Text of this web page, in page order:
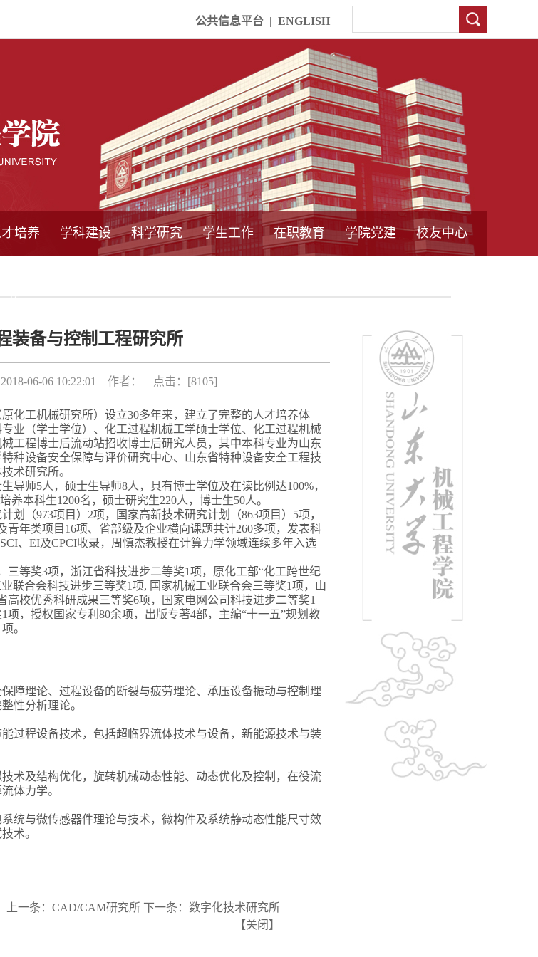
公共信息平台 | ENGLISH
培养
坛
学科建设 科学研究 学生工作 在职教育 学院党建 校友中心
装备与控制工程研究所
06-06 10:22:01 作者： 点击：[8105]
化工机械研究所）设立30多年来，建立了完整的人才培养体
业（学士学位）、化工过程机械工学硕士学位、化工过程机械
工程博士后流动站招收博士后研究人员，其中本科专业为山东
种设备安全保障与评价研究中心、山东省特种设备安全工程技
术研究所。
导师5人，硕士生导师8人，具有博士学位及在读比例达100%，
养本科生1200名，硕士研究生220人，博士生50人。
划（973项目） 2项，国家高新技术研究计划（863项目） 5项，
青年类项目 16项、省部级及企业横向课题共计260多项，发表科
SCI、 EI及CPCI收录，周慎杰教授在计算力学领域连续多年入选
三等奖3项，浙江省科技进步二等奖1项，原化工部“化工跨世纪
联合会科技进步三等奖1项, 国家机械工业联合会三等奖1项，山
高校优秀科研成果三等奖6项，国家电网公司科技进步二等奖1
1项，授权国家专利 80余项，出版专著4部，主编“十一五”规划教
项。
障理论、过程设备的断裂与疲劳理论、承压设备振动与控制理
性分析理论。
过程设备技术，包括超临界流体技术与设备，新能源技术与装
术及结构优化，旋转机械动态性能、动态优化及控制，在役流
体力学。
统与微传感器件理论与技术，微构件及系统静动态性能尺寸效
术。
上一条： CAD/CAM研究所 下一条： 数字化技术研究所
【关闭 】